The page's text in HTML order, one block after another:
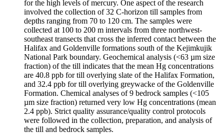
for the high levels of mercury. One aspect of the research
involved the collection of 32 C-horizon till samples from
depths ranging from 70 to 120 cm. The samples were
collected at 100 to 200 m intervals from three northwest-
southeast transects that cross the inferred contact between the
Halifax and Goldenville formations south of the Kejimkujik
National Park boundary. Geochemical analysis (<63 µm size
fraction) of the till indicates that the mean Hg concentrations
are 40.8 ppb for till overlying slate of the Halifax Formation,
and 32.4 ppb for till overlying greywacke of the Goldenville
Formation. Chemical analyses of 9 bedrock samples (<105
µm size fraction) returned very low Hg concentrations (mean
2.4 ppb). Strict quality assurance/quality control protocols
were followed in the collection, preparation, and analysis of
the till and bedrock samples.